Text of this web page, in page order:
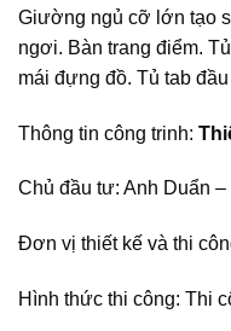
Giường ngủ cỡ lớn tạo
ngơi. Bàn trang điểm.
mái đựng đồ. Tủ tab
Thông tin công trinh:
Chủ đầu tư: Anh Duẩn
Đơn vị thiết kế và thi
Hình thức thi công: Thi